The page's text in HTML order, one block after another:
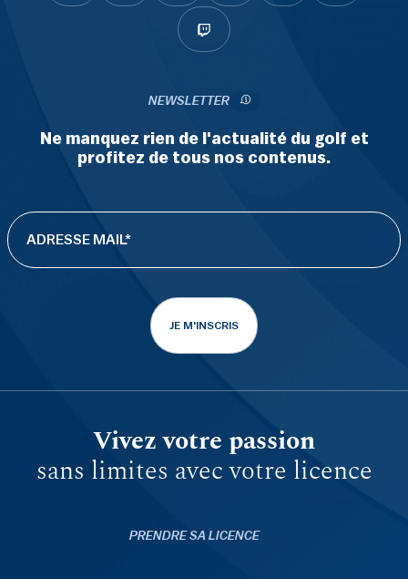
NEWSLETTER
Ne manquez rien de l'actualité du golf et
profitez de tous nos contenus.
JE M'INSCRIS
Vivez votre passion
sans limites avec votre licence
PRENDRE SA LICENCE